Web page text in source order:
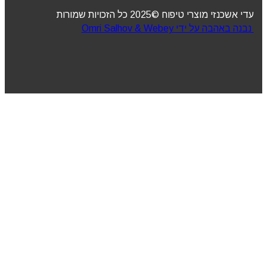
עדי אשכנזי מוצרי טיפוח ©2025 כל הזכויות שמורות
נבנה באהבה על ידי Omri Salhov & Webey